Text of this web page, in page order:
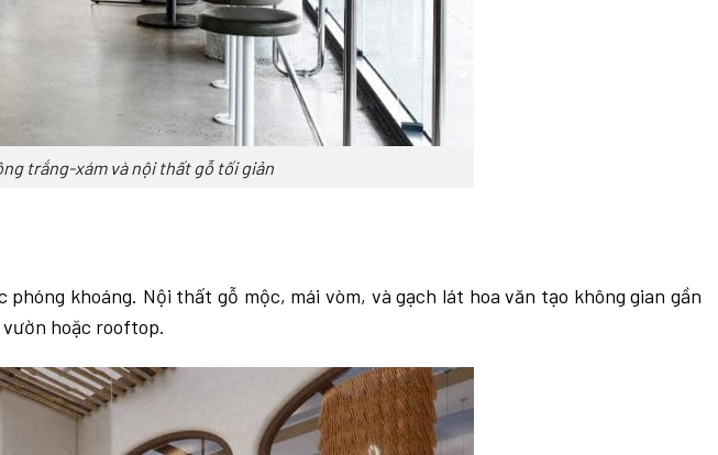
trắng-xám và nội thất gỗ tối giản
khoáng. Nội thất gỗ mộc, mái vòm, và gạch lát hoa văn tạo không gian gần
hoặc rooftop.